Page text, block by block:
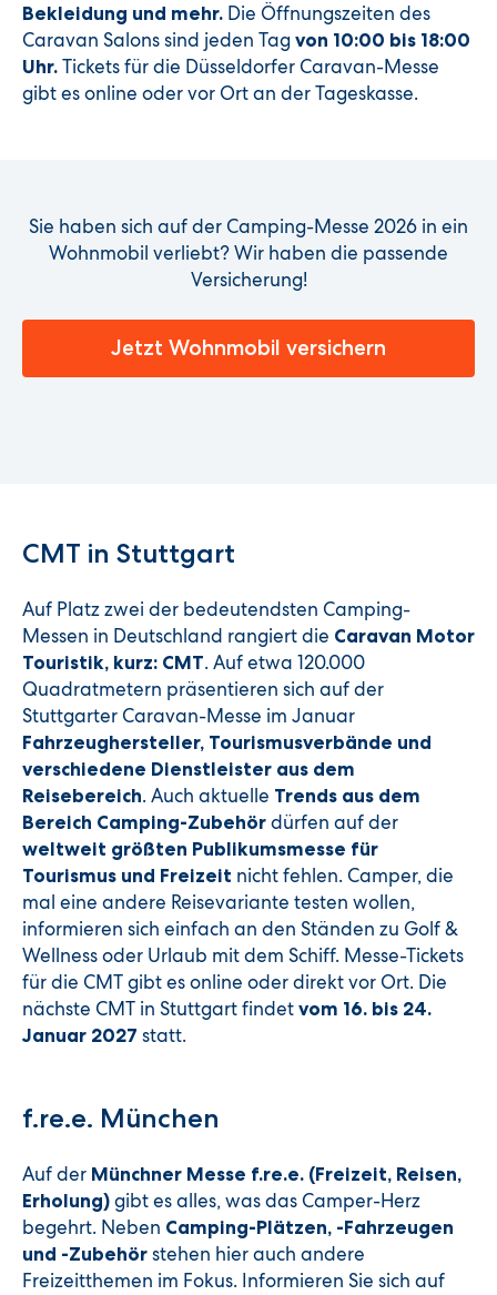
Bekleidung und mehr. Die Öffnungszeiten des
Caravan Salons sind jeden Tag von 10:00 bis 18:00
Uhr. Tickets für die Düsseldorfer Caravan-Messe
gibt es online oder vor Ort an der Tageskasse.
Sie haben sich auf der Camping-Messe 2026 in ein
Wohnmobil verliebt? Wir haben die passende
Versicherung!
Jetzt Wohnmobil versichern
CMT in Stuttgart
Auf Platz zwei der bedeutendsten Camping-
Messen in Deutschland rangiert die Caravan Motor
Touristik, kurz: CMT. Auf etwa 120.000
Quadratmetern präsentieren sich auf der
Stuttgarter Caravan-Messe im Januar
Fahrzeughersteller, Tourismusverbände und
verschiedene Dienstleister aus dem
Reisebereich. Auch aktuelle Trends aus dem
Bereich Camping-Zubehör dürfen auf der
weltweit größten Publikumsmesse für
Tourismus und Freizeit nicht fehlen. Camper, die
mal eine andere Reisevariante testen wollen,
informieren sich einfach an den Ständen zu Golf &
Wellness oder Urlaub mit dem Schiff. Messe-Tickets
für die CMT gibt es online oder direkt vor Ort. Die
nächste CMT in Stuttgart findet vom 16. bis 24.
Januar 2027 statt.
f.re.e. München
Auf der Münchner Messe f.re.e. (Freizeit, Reisen,
Erholung) gibt es alles, was das Camper-Herz
begehrt. Neben Camping-Plätzen, -Fahrzeugen
und -Zubehör stehen hier auch andere
Freizeitthemen im Fokus. Informieren Sie sich auf